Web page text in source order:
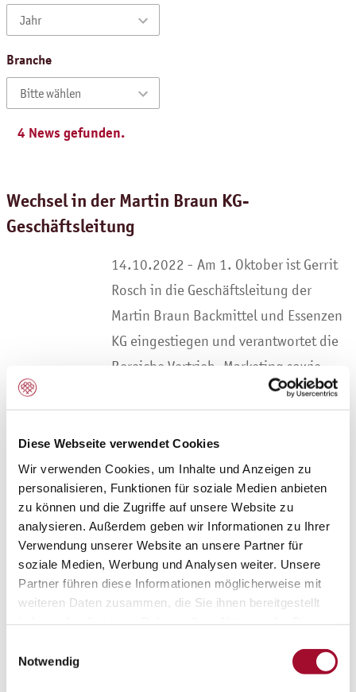
Diese Webseite verwendet Cookies
Wir verwenden Cookies, um Inhalte und Anzeigen zu
personalisieren, Funktionen für soziale Medien anbieten
zu können und die Zugriffe auf unsere Website zu
analysieren. Außerdem geben wir Informationen zu Ihrer
Verwendung unserer Website an unsere Partner für
soziale Medien, Werbung und Analysen weiter. Unsere
Partner führen diese Informationen möglicherweise mit
weiteren Daten zusammen, die Sie ihnen bereitgestellt
Notwendig
Wechsel in der Martin Braun KG-
Geschäftsleitung
Am 1. Oktober ist Gerrit
Rosch in die Geschäftsleitung der
Martin Braun Backmittel und Essenzen
KG eingestiegen und verantwortet die
Bereiche Vertrieb, Marketing sowie
Forschung und Entwicklung.
WEITERLESEN
Martin Braun optimiert LMIV-Service-Portal
Bereits im Jahr 2014 hat
Martin Braun ein online Service-Portal
installiert, um Kunden im Rahmen der
Lebensmittelinformationsverordnung
über Produktspezifikationen,
4 News gefunden.
Jahr
Branche
Bitte wählen